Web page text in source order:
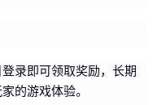
录即可领取奖励，长期
的游戏体验。